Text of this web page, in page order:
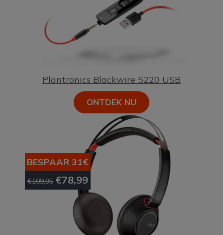
Plantronics Blackwire 5220 USB
ONTDEK NU
BESPAAR 31€
€109,95 €78,99